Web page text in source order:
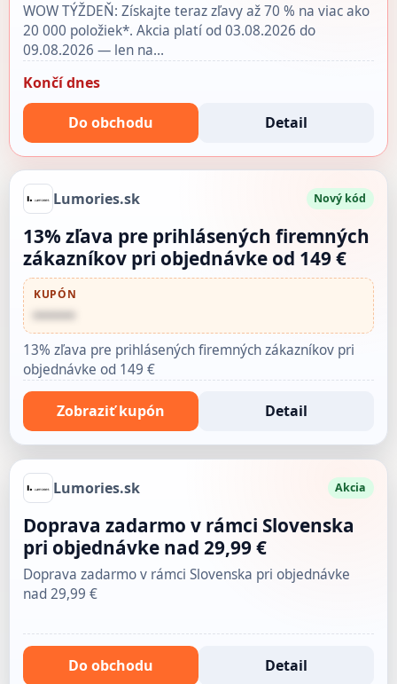
WOW TÝŽDEŇ: Získajte teraz zľavy až 70 % na viac ako
20 000 položiek*. Akcia platí od 03.08.2026 do
09.08.2026 — len na…
Končí dnes
Do obchodu Detail
Lumories.sk Nový kód
13% zľava pre prihlásených firemných
zákazníkov pri objednávke od 149 €
KUPÓN
••••••
13% zľava pre prihlásených firemných zákazníkov pri
objednávke od 149 €
Zobraziť kupón Detail
Lumories.sk Akcia
Doprava zadarmo v rámci Slovenska
pri objednávke nad 29,99 €
Doprava zadarmo v rámci Slovenska pri objednávke
nad 29,99 €
Do obchodu Detail